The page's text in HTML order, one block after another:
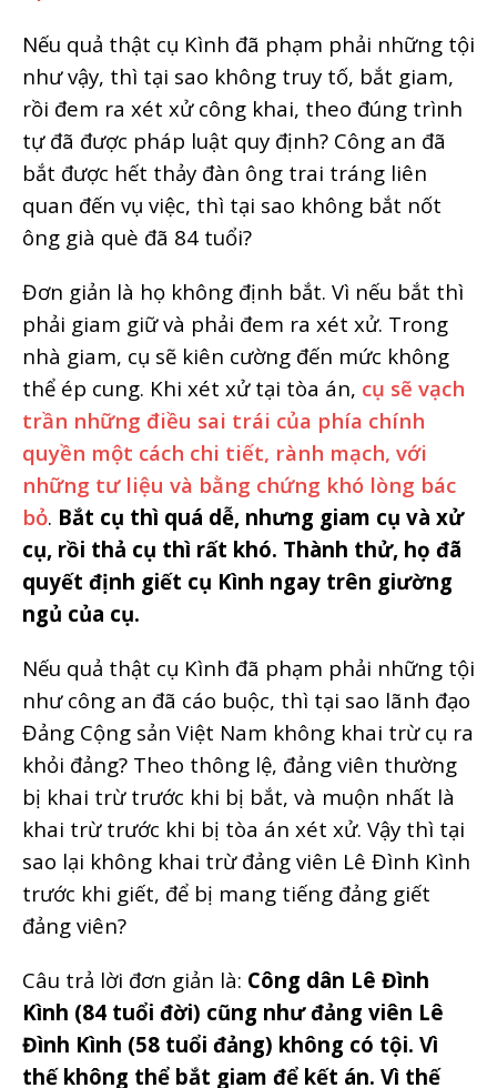
Nếu quả thật cụ Kình đã phạm phải những tội
như vậy, thì tại sao không truy tố, bắt giam,
rồi đem ra xét xử công khai, theo đúng trình
tự đã được pháp luật quy định? Công an đã
bắt được hết thảy đàn ông trai tráng liên
quan đến vụ việc, thì tại sao không bắt nốt
ông già què đã 84 tuổi?
Đơn giản là họ không định bắt. Vì nếu bắt thì
phải giam giữ và phải đem ra xét xử. Trong
nhà giam, cụ sẽ kiên cường đến mức không
thể ép cung. Khi xét xử tại tòa án, cụ sẽ vạch
trần những điều sai trái của phía chính
quyền một cách chi tiết, rành mạch, với
những tư liệu và bằng chứng khó lòng bác
bỏ. Bắt cụ thì quá dễ, nhưng giam cụ và xử
cụ, rồi thả cụ thì rất khó. Thành thử, họ đã
quyết định giết cụ Kình ngay trên giường
ngủ của cụ.
Nếu quả thật cụ Kình đã phạm phải những tội
như công an đã cáo buộc, thì tại sao lãnh đạo
Đảng Cộng sản Việt Nam không khai trừ cụ ra
khỏi đảng? Theo thông lệ, đảng viên thường
bị khai trừ trước khi bị bắt, và muộn nhất là
khai trừ trước khi bị tòa án xét xử. Vậy thì tại
sao lại không khai trừ đảng viên Lê Đình Kình
trước khi giết, để bị mang tiếng đảng giết
đảng viên?
Câu trả lời đơn giản là: Công dân Lê Đình
Kình (84 tuổi đời) cũng như đảng viên Lê
Đình Kình (58 tuổi đảng) không có tội. Vì
thế không thể bắt giam để kết án. Vì thế